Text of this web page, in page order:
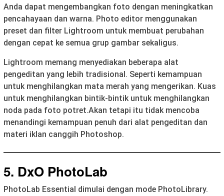
Anda dapat mengembangkan foto dengan meningkatkan
pencahayaan dan warna. Photo editor menggunakan
preset dan filter Lightroom untuk membuat perubahan
dengan cepat ke semua grup gambar sekaligus.
Lightroom memang menyediakan beberapa alat
pengeditan yang lebih tradisional. Seperti kemampuan
untuk menghilangkan mata merah yang mengerikan. Kuas
untuk menghilangkan bintik-bintik untuk menghilangkan
noda pada foto potret.Akan tetapi itu tidak mencoba
menandingi kemampuan penuh dari alat pengeditan dan
materi iklan canggih Photoshop.
5. DxO PhotoLab
PhotoLab Essential dimulai dengan mode PhotoLibrary.